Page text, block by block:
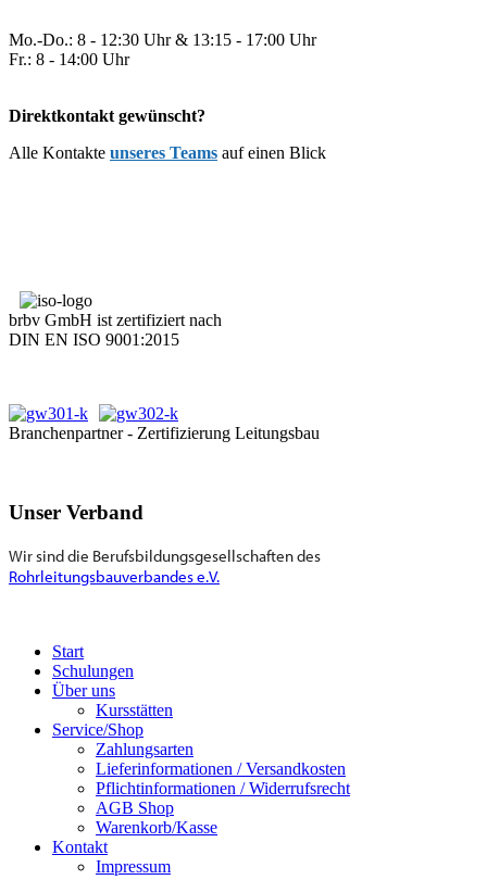
Mo.-Do.: 8 - 12:30 Uhr & 13:15 - 17:00 Uhr
Fr.: 8 - 14:00 Uhr
Direktkontakt gewünscht?
Alle Kontakte unseres Teams auf einen Blick
brbv GmbH ist zertifiziert nach
DIN EN ISO 9001:2015
Branchenpartner - Zertifizierung Leitungsbau
Unser Verband
Wir sind die Berufsbildungsgesellschaften des
Rohrleitungsbauverbandes e.V.
Start
Schulungen
Über uns
Kursstätten
Service/Shop
Zahlungsarten
Lieferinformationen / Versandkosten
Pflichtinformationen / Widerrufsrecht
AGB Shop
Warenkorb/Kasse
Kontakt
Impressum